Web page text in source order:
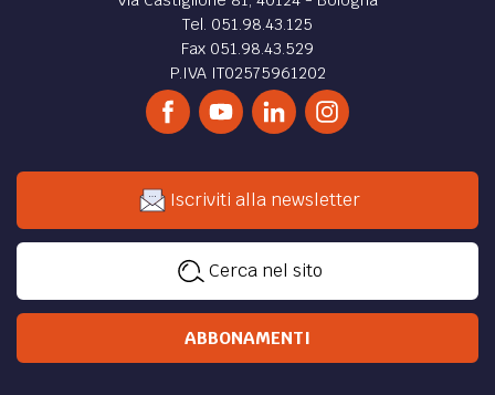
Tel. 051.98.43.125
Fax 051.98.43.529
P.IVA IT02575961202
Iscriviti alla newsletter
Cerca nel sito
ABBONAMENTI